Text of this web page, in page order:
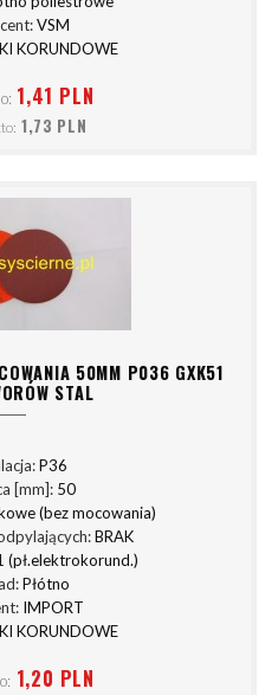
VSM
KORUNDOWE
1,41 PLN
1,73 PLN
50MM P036 GXK51
STAL
P36
[mm]: 50
(bez mocowania)
BRAK
(pł.elektrokorund.)
Płótno
IMPORT
KORUNDOWE
1,20 PLN